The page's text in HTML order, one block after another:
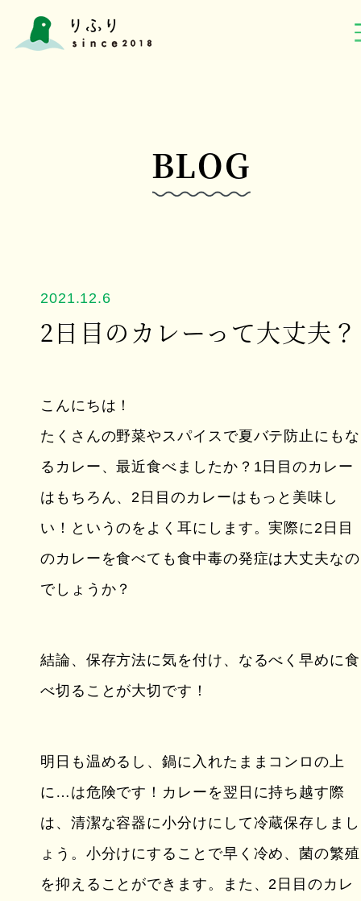
BLOG
2021.12.6
2日目のカレーって大丈夫？
こんにちは！
たくさんの野菜やスパイスで夏バテ防止にもな
るカレー、最近食べましたか？1日目のカレー
はもちろん、2日目のカレーはもっと美味し
い！というのをよく耳にします。実際に2日目
のカレーを食べても食中毒の発症は大丈夫なの
でしょうか？
結論、保存方法に気を付け、なるべく早めに食
べ切ることが大切です！
明日も温めるし、鍋に入れたままコンロの上
に…は危険です！カレーを翌日に持ち越す際
は、清潔な容器に小分けにして冷蔵保存しまし
ょう。小分けにすることで早く冷め、菌の繁殖
を抑えることができます。また、2日目のカレ